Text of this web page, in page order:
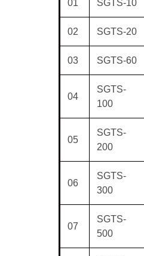
01 SGTS-10
02 SGTS-20
03 SGTS-60
04
SGTS-
100
05
SGTS-
200
06
SGTS-
300
07
SGTS-
500